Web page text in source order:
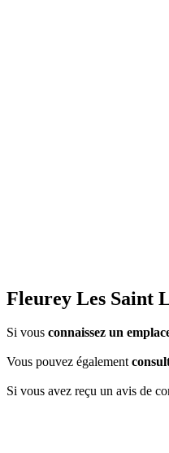
Fleurey Les Saint
Si vous connaissez un
Vous pouvez également
Si vous avez reçu un avis de